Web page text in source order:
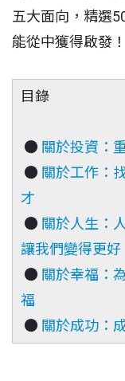
五大面向，精選
能從中獲得啟發！
目錄
● 關於投資：
● 關於工作：
才
● 關於人生：
讓我們變得更好
● 關於幸福：
福
● 關於成功：